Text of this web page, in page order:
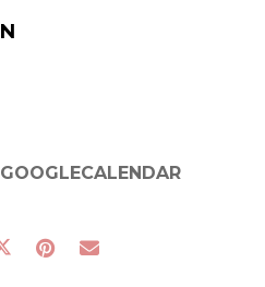
GOOGLECALENDAR